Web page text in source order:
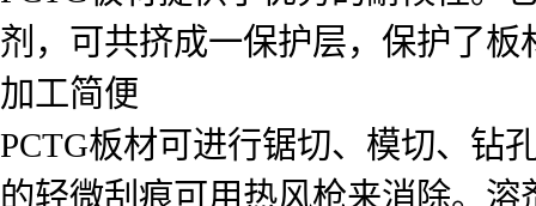
剂，可共挤成一保护层，保护了
加工简便
PCTG板材可进行锯切、模切、钻
的轻微刮痕可用热风枪来消除。